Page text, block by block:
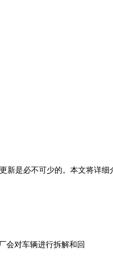
是必不可少的。本文将详细
会对车辆进行拆解和回